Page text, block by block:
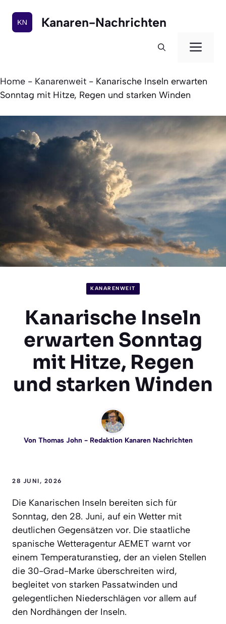
Inhalt
springen
Kanaren-Nachrichten
Home - Kanarenweit - Kanarische Inseln erwarten
Sonntag mit Hitze, Regen und starken Winden
KANARENWEIT
Kanarische Inseln
erwarten Sonntag
mit Hitze, Regen
und starken Winden
Von Thomas John- Redaktion Kanaren Nachrichten
28 JUNI, 2026
Die Kanarischen Inseln bereiten sich für
Sonntag, den 28. Juni, auf ein Wetter mit
deutlichen Gegensätzen vor. Die staatliche
spanische Wetteragentur AEMET warnt vor
einem Temperaturanstieg, der an vielen Stellen
die 30-Grad-Marke überschreiten wird,
begleitet von starken Passatwinden und
gelegentlichen Niederschlägen vor allem auf
den Nordhängen der Inseln.